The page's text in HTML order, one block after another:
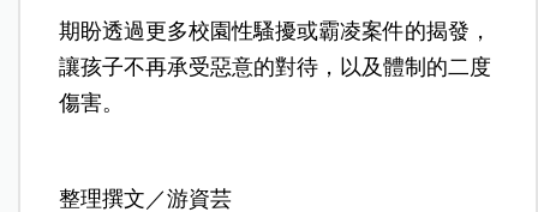
期盼透過更多校園性騷擾或霸凌案件的揭發，
讓孩子不再承受惡意的對待，以及體制的二度
傷害。
整理撰文／游資芸